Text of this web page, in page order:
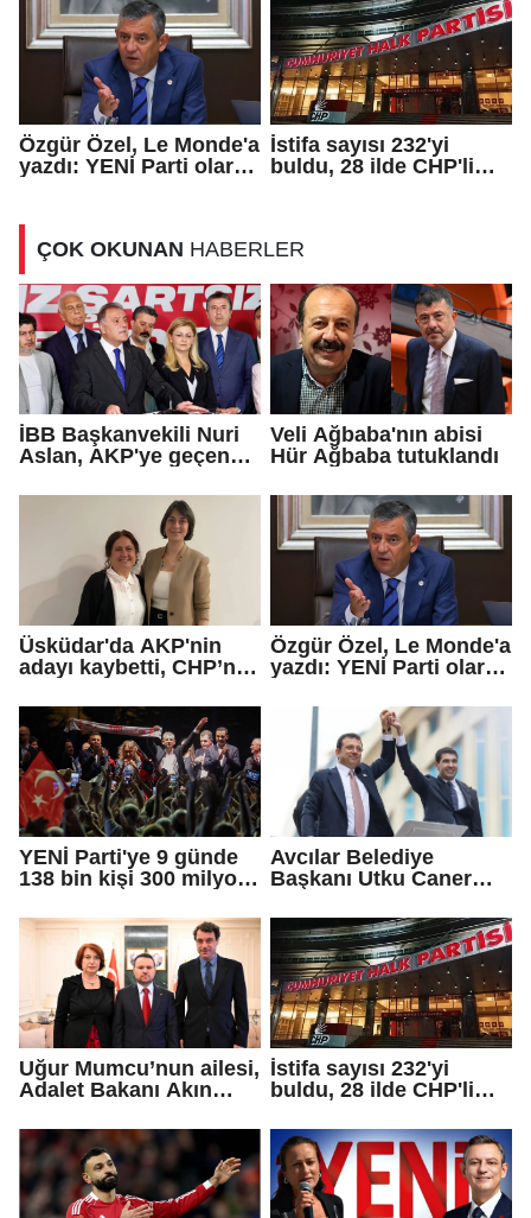
Özgür Özel, Le Monde'a
yazdı: YENİ Parti olarak
İstifa sayısı 232'yi
buldu, 28 ilde CHP'li
ÇOK OKUNAN HABERLER
İBB Başkanvekili Nuri
Aslan, AKP'ye geçen
iddialarına yanıt verdi
Veli Ağbaba'nın abisi
Hür Ağbaba tutuklandı
Üsküdar'da AKP'nin
adayı kaybetti, CHP’nin
Çetinkaya Başkan
Vekili seçildi
Özgür Özel, Le Monde'a
yazdı: YENİ Parti olarak
öneriyoruz
YENİ Parti'ye 9 günde
138 bin kişi 300 milyon
Avcılar Belediye
Başkanı Utku Caner
kararı
Uğur Mumcu’nun ailesi,
Adalet Bakanı Akın
İstifa sayısı 232'yi
buldu, 28 ilde CHP'li